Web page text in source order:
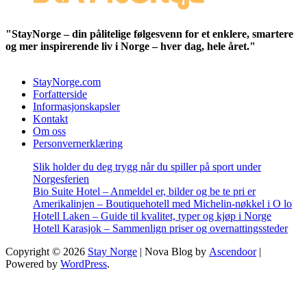
"StayNorge – din pålitelige følgesvenn for et enklere, smartere
og mer inspirerende liv i Norge – hver dag, hele året."
StayNorge.com
Forfatterside
Informasjonskapsler
Kontakt
Om oss
Personvernerklæring
Slik holder du deg trygg når du spiller på sport under
Norgesferien
Bio Suite Hotel – Anmeldel er, bilder og be te pri er
Amerikalinjen – Boutiquehotell med Michelin-nøkkel i O lo
Hotell Laken – Guide til kvalitet, typer og kjøp i Norge
Hotell Karasjok – Sammenlign priser og overnattingssteder
Copyright © 2026 Stay Norge | Nova Blog by Ascendoor|
Powered by WordPress.